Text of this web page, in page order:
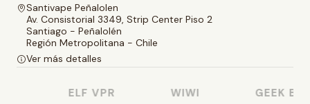
Santivape Peñalolen
Av. Consistorial 3349, Strip Center Piso 2
Santiago - Peñalolén
Región Metropolitana - Chile
Ver más detalles
ELF VPR WIWI GEEK BAR